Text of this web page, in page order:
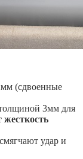
(сдвоенные
3мм для
жесткость
удар и